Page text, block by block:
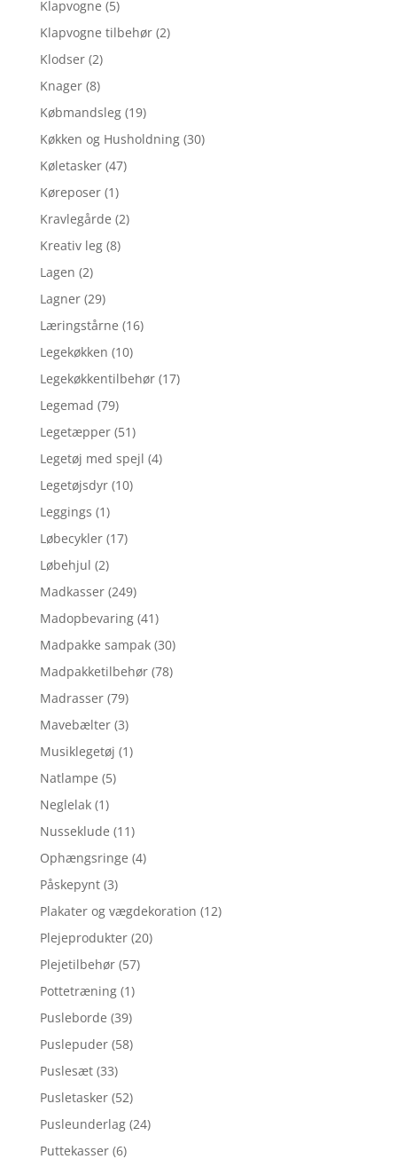
Klapvogne (5)
Klapvogne tilbehør (2)
Klodser (2)
Knager (8)
Købmandsleg (19)
Køkken og Husholdning (30)
Køletasker (47)
Køreposer (1)
Kravlegårde (2)
Kreativ leg (8)
Lagen (2)
Lagner (29)
Læringstårne (16)
Legekøkken (10)
Legekøkkentilbehør (17)
Legemad (79)
Legetæpper (51)
Legetøj med spejl (4)
Legetøjsdyr (10)
Leggings (1)
Løbecykler (17)
Løbehjul (2)
Madkasser (249)
Madopbevaring (41)
Madpakke sampak (30)
Madpakketilbehør (78)
Madrasser (79)
Mavebælter (3)
Musiklegetøj (1)
Natlampe (5)
Neglelak (1)
Nusseklude (11)
Ophængsringe (4)
Påskepynt (3)
Plakater og vægdekoration (12)
Plejeprodukter (20)
Plejetilbehør (57)
Pottetræning (1)
Pusleborde (39)
Puslepuder (58)
Puslesæt (33)
Pusletasker (52)
Pusleunderlag (24)
Puttekasser (6)